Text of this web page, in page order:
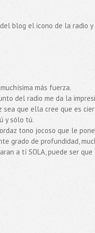
blog el icono de la radio
más fuerza.
del radio me da la
sea que ella cree que es
y sólo tú.
tono jocoso que le
grado de profundidad,
a tí SOLA, puede ser